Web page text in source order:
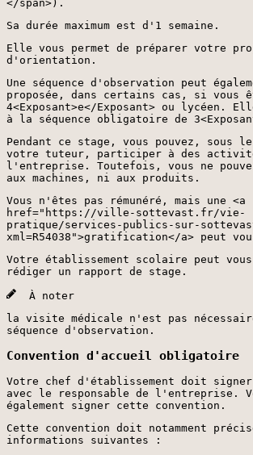
</span>).
Sa durée maximum est d'1 semaine.
Elle vous permet de préparer votre
d'orientation.
Une séquence d'observation peut
proposée, dans certains cas, si vous
4<Exposant>e</Exposant> ou lycéen.
à la séquence obligatoire de
Pendant ce stage, vous pouvez, sous
votre tuteur, participer à des
l'entreprise. Toutefois, vous ne
aux machines, ni aux produits.
Vous n'êtes pas rémunéré, mais une <a
href="https://ville-sottevast.fr/vie-
pratique/services-publics-sur-
xml=R54038">gratification</a> peut
Votre établissement scolaire peut vous
rédiger un rapport de stage.
À noter
la visite médicale n'est pas
séquence d'observation.
Convention d'accueil obligatoire
Votre chef d'établissement doit signer
avec le responsable de l'entreprise.
également signer cette convention.
Cette convention doit notamment
informations suivantes :